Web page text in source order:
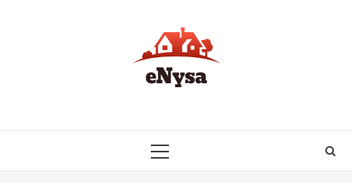
PRIMARY